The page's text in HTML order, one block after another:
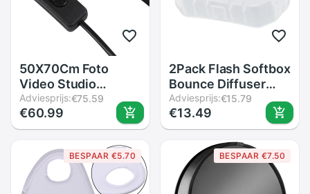
50X70Cm Foto
Video Studio
Continue
Verlichting Softbox
E27 Holder Soft Box
Adviesprijs:€75.59
€60.99
2Pack Flash Softbox
Bounce Diffuser
Cap Box Voor
600EX 600 Ex
Speedlite
Adviesprijs:€15.79
€13.49
BESPAAR €5.70 BESPAAR €7.50